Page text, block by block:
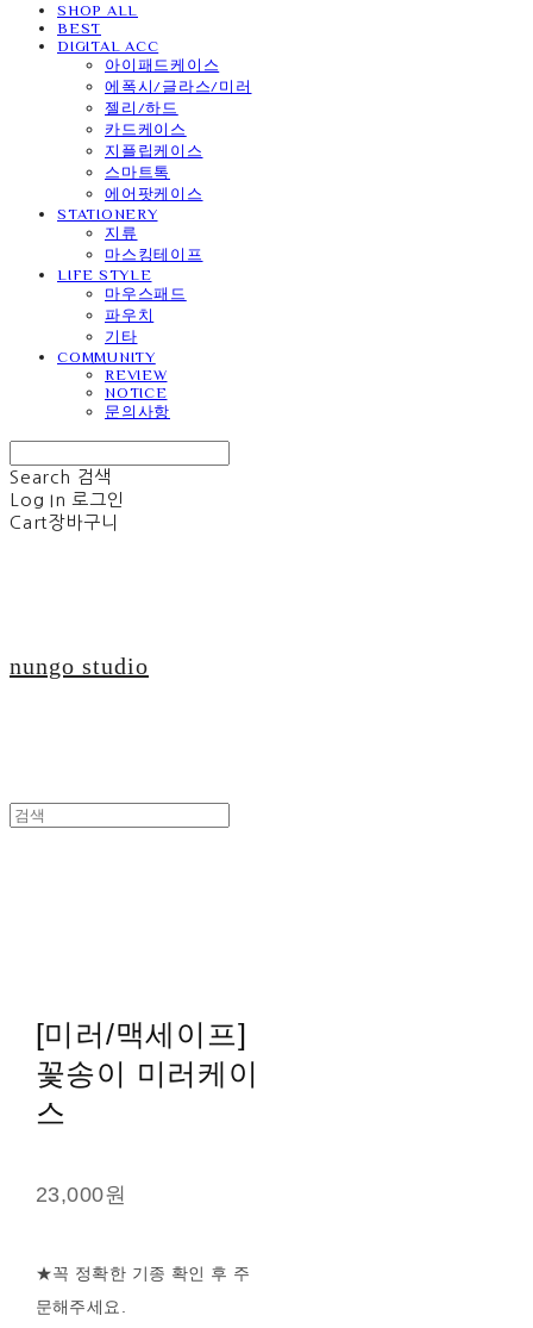
SHOP ALL
BEST
DIGITAL ACC
아이패드케이스
에폭시/글라스/미러
젤리/하드
카드케이스
지플립케이스
스마트톡
에어팟케이스
STATIONERY
지류
마스킹테이프
LIFE STYLE
마우스패드
파우치
기타
COMMUNITY
REVIEW
NOTICE
문의사항
Search 검색
Log In 로그인
Cart장바구니
nungo studio
[미러/맥세이프]
꽃송이 미러케이
스
23,000원
★꼭 정확한 기종 확인 후 주
문해주세요.